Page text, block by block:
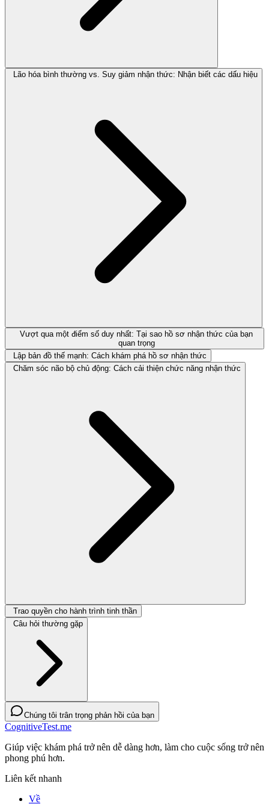
Lão hóa bình thường vs. Suy giảm nhận thức: Nhận biết các dấu hiệu
Vượt qua một điểm số duy nhất: Tại sao hồ sơ nhận thức của bạn
quan trọng
Lập bản đồ thế mạnh: Cách khám phá hồ sơ nhận thức
Chăm sóc não bộ chủ động: Cách cải thiện chức năng nhận thức
Trao quyền cho hành trình tinh thần
Câu hỏi thường gặp
Chúng tôi trân trọng phản hồi của bạn
CognitiveTest.me
Giúp việc khám phá trở nên dễ dàng hơn, làm cho cuộc sống trở nên
phong phú hơn.
Liên kết nhanh
Về